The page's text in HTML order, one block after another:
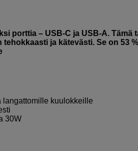
porttia – USB-C ja USB-A.
ja kätevästi. Se on 53
kuulokkeille
30W